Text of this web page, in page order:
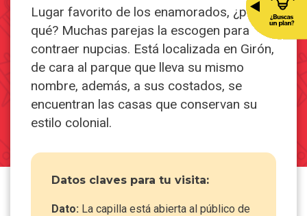
Lugar favorito de los enamorados, ¿por
qué? Muchas parejas la escogen para
contraer nupcias. Está localizada en Girón,
de cara al parque que lleva su mismo
nombre, además, a sus costados, se
encuentran las casas que conservan su
estilo colonial.
Datos claves para tu visita:
Dato: La capilla está abierta al público de